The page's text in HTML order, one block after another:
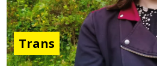
Trans